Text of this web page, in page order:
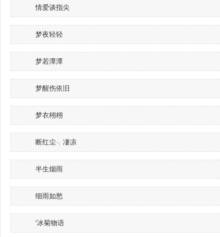
情爱谈指尖
梦夜轻轻
梦若潭潭
梦醒伤依旧ゝ
梦衣栩栩
断红尘╮凄凉
半生烟雨
细雨如愁
′冰菊物语